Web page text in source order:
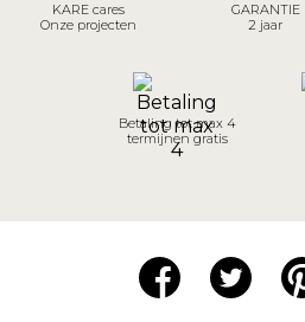
KARE cares
Onze projecten
GARANTIE
2 jaar
Betaling tot max 4
termijnen gratis